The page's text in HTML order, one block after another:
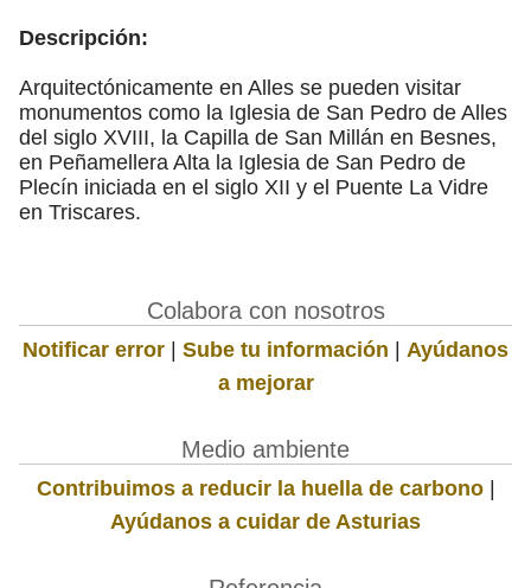
Descripción:
Arquitectónicamente en Alles se pueden visitar
monumentos como la Iglesia de San Pedro de Alles
del siglo XVIII, la Capilla de San Millán en Besnes,
en Peñamellera Alta la Iglesia de San Pedro de
Plecín iniciada en el siglo XII y el Puente La Vidre
en Triscares.
Colabora con nosotros
Notificar error | Sube tu información | Ayúdanos
a mejorar
Medio ambiente
Contribuimos a reducir la huella de carbono|
Ayúdanos a cuidar de Asturias